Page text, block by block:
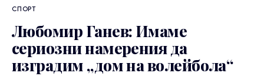
СПОРТ
Любомир Ганев: Имаме
сериозни намерения да
изградим „дом на волейбола“